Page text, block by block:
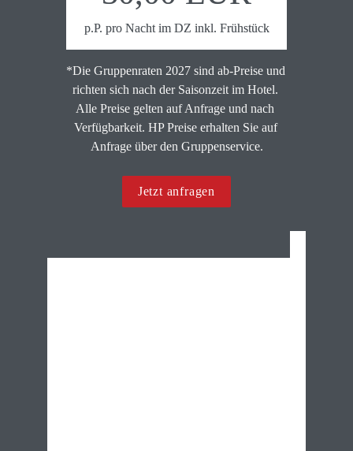
p.P. pro Nacht im DZ inkl. Frühstück
*Die Gruppenraten 2027 sind ab-Preise und
richten sich nach der Saisonzeit im Hotel.
Alle Preise gelten auf Anfrage und nach
Verfügbarkeit. HP Preise erhalten Sie auf
Anfrage über den Gruppenservice.
Jetzt anfragen